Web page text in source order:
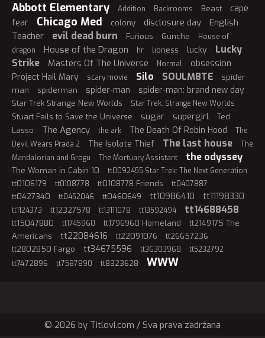
Abbott Elementary Addition Backrooms Beast
cape
fear
Chicago Med colony disclosure day
English
Teacher
evil dead burn Furious Gunche
House of
dragon
House of the Dragon hr lioness lucky
Lucky
Strike
Masters Of The Universe Normal obsession
Project Hail Mary scary movie Silo SOULM8TE
spider
man
spiderman spider-man spider-man: brand new day
Star Trek Strange New Worlds Star Trek: Strange New Worlds
Stuart Fails to Save the Universe sugar supergirl
Ted
Lasso
The Agency the ark The Death Of Robin Hood
The
Devil Wears Prada 2
The Isolate Thief The last house
The
Mandalorian and Grogu
The Mortuary Assistant the odyssey
The Woman in Cabin 10 tt0092455 Star Trek: The Next Generation
tt0106179 tt0108778 tt0108778 Friends tt0407887
tt0427340 tt0452046 tt0460649 tt10986410 tt11198330
tt1124373 tt12327578 tt13111078 tt13592494 tt14688458
tt15047880 tt1745960 tt1796960 Homeland
tt2149175 The
Americans
tt22084616 tt22091076
tt26657236
tt2802850 Fargo
tt34675596 tt36303968 tt5232792
tt7472896 tt7587890 tt8323628 WWW
© 2026 by Titlovi.com / Sva prava zadržana